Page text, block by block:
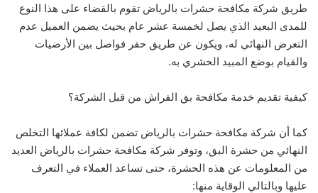
طريق شركة مكافحة حشرات بالرياض تقوم بالقضاء على هذا النوع
للمدى البعيد الذي يصل لخمسة عشر عام بحيث يضمن العميل عدم
التعرض النهائي له، ويكون عن طريق حفر فواصل بين الأرضيات
والقيام بوضع المبيد الحشري به.
كيفية تقديم خدمة مكافحة بق الفراش من قبل الشركة؟
كما أن شركة مكافحة حشرات بالرياض تضمن لكافة عملائها التخلص
النهائي من حشرة البق، وتوفر شركة مكافحة حشرات بالرياض العديد
من المعلومات عن هذه الحشرة، حتى تساعد العملاء في التعرف
عليها وبالتالي الوقاية منها: